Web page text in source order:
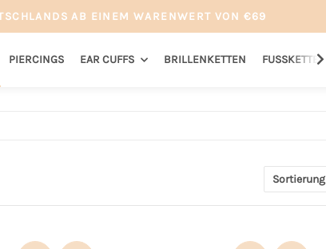
AB EINEM WARENWERT VON €69
PIERCINGS EAR CUFFS BRILLENKETTEN FUSSKETTEN
Sortierung